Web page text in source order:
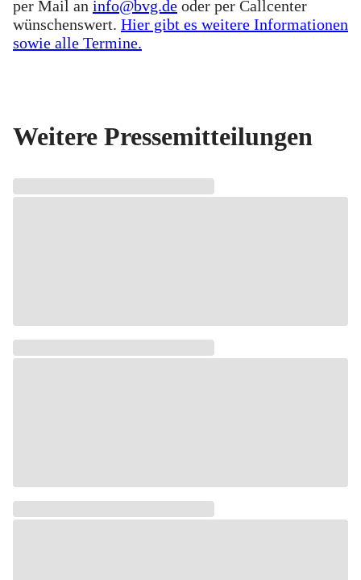
per Mail an info@bvg.de oder per Callcenter
wünschenswert. Hier gibt es weitere Informationen
sowie alle Termine.
Weitere Pressemitteilungen